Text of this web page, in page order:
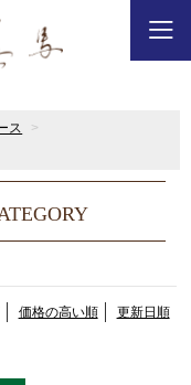
ス
価格の高い順 更新日順